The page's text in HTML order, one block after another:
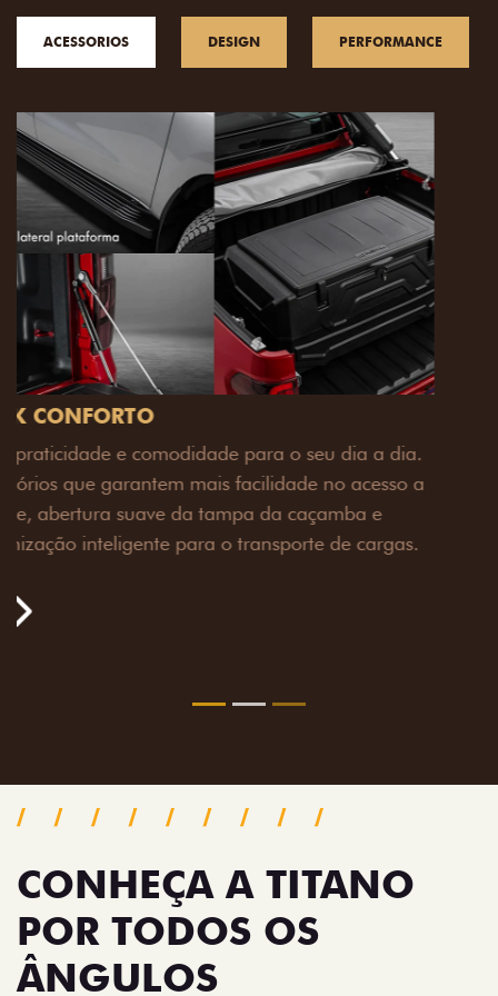
ACESSORIOS DESIGN PERFORMANCE
PACK OFF-ROAD
Prepare sua picape para qualquer desafio. O Pack
off-road combina engate de reboque para até 3,5
toneladas, alargadores de para-lamas e overbumper,
oferecendo mais capacidade de reboque, proteção
imponente para enfrentar qualquer terreno com
confiança.
Pack tecnologia
CONHEÇA A TITANO
POR TODOS OS
ÂNGULOS